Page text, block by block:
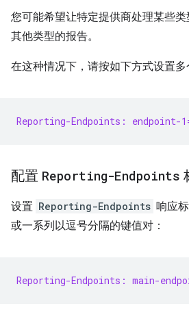
您可能希望让特定提供商处理某些
其他类型的报告。
在这种情况下，请按如下方式设置多
Reporting-Endpoints:
配置 Reporting-Endpoints
设置 Reporting-Endpoints 响应
或一系列以逗号分隔的键值对：
Reporting-Endpoints: main-